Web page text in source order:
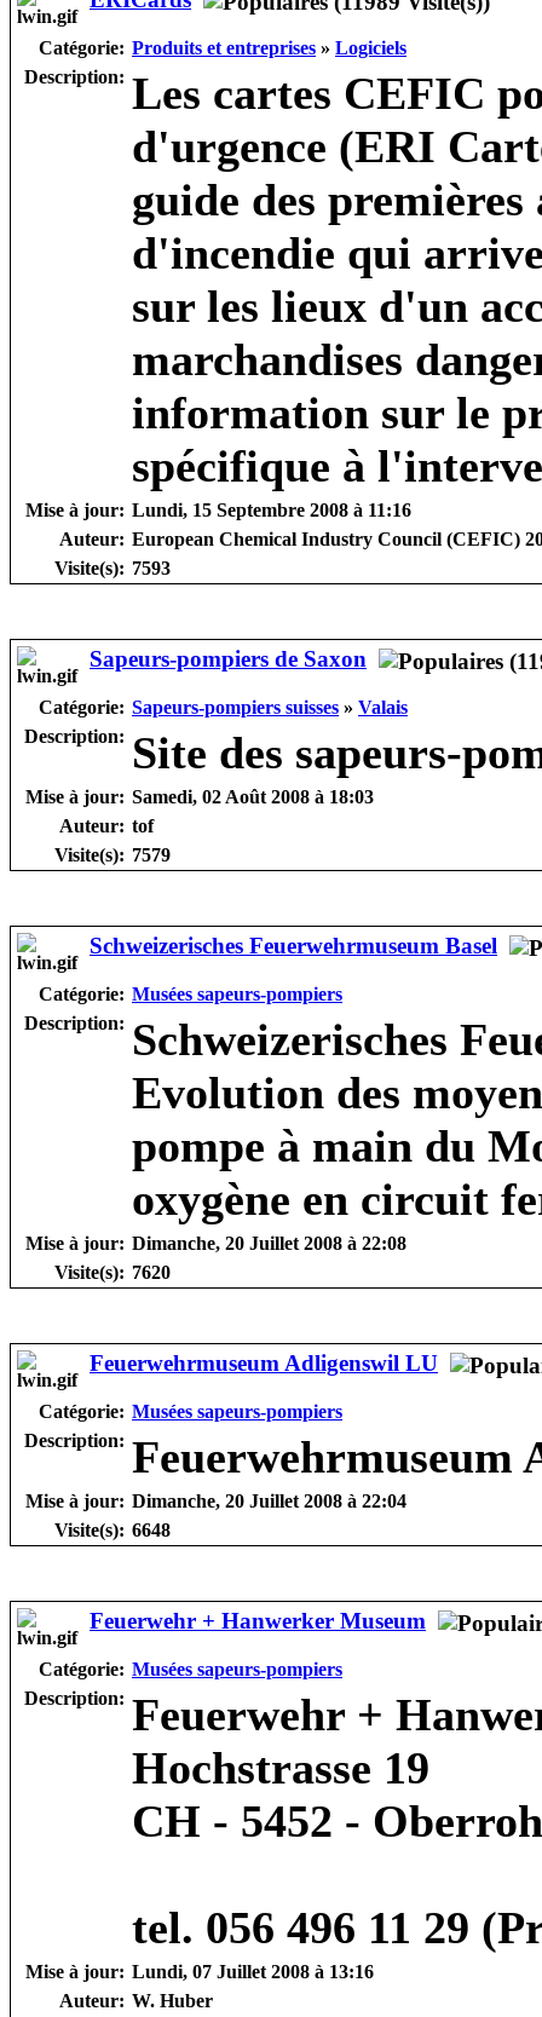
Catégorie: Produits et entreprises » Logiciels
Description: Les cartes CEFIC
d'urgence (ERI
guide des
d'incendie qui
sur les lieux d'un
marchandises
information sur le
spécifique à
Mise à jour: Lundi, 15 Septembre 2008 à 11:16
Auteur: European Chemical Industry Council (CEFIC)
Visite(s): 7593
Sapeurs-pompiers de Saxon
Catégorie: Sapeurs-pompiers suisses » Valais
Description: Site des sapeurs-
Mise à jour: Samedi, 02 Août 2008 à 18:03
Auteur: tof
Visite(s): 7579
Schweizerisches Feuerwehrmuseum Basel
Catégorie: Musées sapeurs-pompiers
Description: Schweizerisches
Evolution des
pompe à main du
oxygène en circuit
Mise à jour: Dimanche, 20 Juillet 2008 à 22:08
Visite(s): 7620
Feuerwehrmuseum Adligenswil LU
Catégorie: Musées sapeurs-pompiers
Description: Feuerwehrmuseum
Mise à jour: Dimanche, 20 Juillet 2008 à 22:04
Visite(s): 6648
Feuerwehr + Hanwerker Museum
Catégorie: Musées sapeurs-pompiers
Description: Feuerwehr +
Hochstrasse 19
CH - 5452 -
tel. 056 496 11 29
Mise à jour: Lundi, 07 Juillet 2008 à 13:16
Auteur: W. Huber